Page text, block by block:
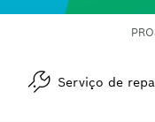
Serviço de